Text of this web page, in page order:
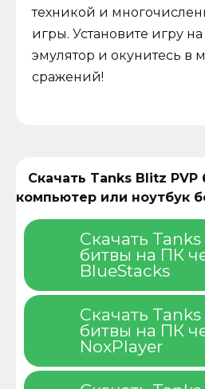
техникой и
игры. Установите игру
эмулятор и окунитесь в
сражений!
Скачать Tanks Blitz PVP
компьютер или ноутбук
Скачать
битвы на ПК
BlueStacks
Скачать
битвы на ПК
NoxPlayer